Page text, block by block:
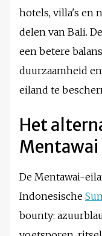
hotels, villa's en
delen van Bali.
een betere
duurzaamheid
eiland te
Het
Mentawai
De Mentawai-
Indonesische
bounty: